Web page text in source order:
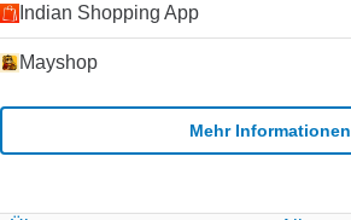
Indian Shopping App
Mayshop
Mehr Informationen